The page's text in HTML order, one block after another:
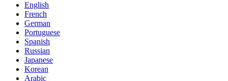
English
French
German
Portuguese
Spanish
Russian
Japanese
Korean
Arabic